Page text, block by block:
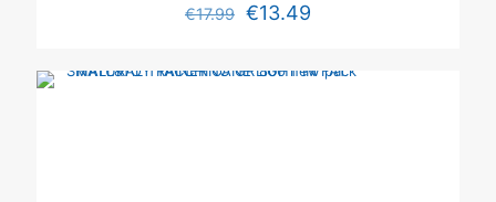
€17.99 €13.49